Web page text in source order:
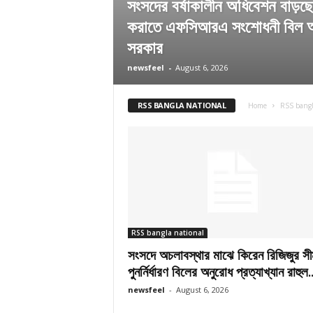
সংসদের বর্ষাকালীন অধিবেশন
করাতে এফসিআরএ সংশোধনী বিল
সরকার
newsfeel - August 6, 2026
RSS BANGLA NATIONAL Home RSS
RSS bangla national
সংসদে অচলাবস্থার মাঝে কিরেন রিজিজুর
পুনর্নির্ধারণ বিলের অনুরোধ প্রত্যাখ্যান
newsfeel - August 6, 2026